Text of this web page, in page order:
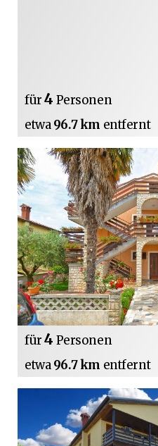
für4 Personen
etwa96.7 km entfernt
für4 Personen
etwa96.7 km entfernt